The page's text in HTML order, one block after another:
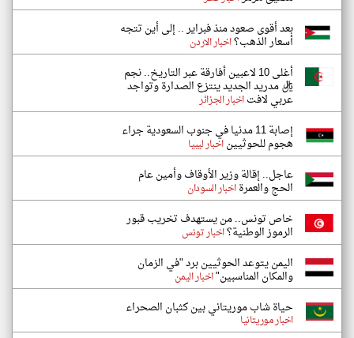
بعد أقوى صعود منذ فبراير .. إلى أين تتجه
أسعار الذهب؟اخبار الاردن
أغلى 10 لاعبين أفارقة عبر التاريخ.. نجم
ريال مدريد الجديد ينتزع الصدارة وتواجد
عربي لافتاخبار الجزائر
إصابة 11 مدنيا في جنوب السعودية جراء
هجوم للحوثييناخبار ليبيا
عاجل.. إقالة وزير الأوقاف وأمين عام
الحج والعمرةاخبار السودان
خاص تونس.. من يستهدف تخريب قبور
الرموز الوطنية؟اخبار تونس
اليمن يتوعد الحوثيين برد "في الزمان
والمكان المناسبين"اخبار اليمن
حياة شاب موريتاني بين كثبان الصحراء
اخبار موريتانيا